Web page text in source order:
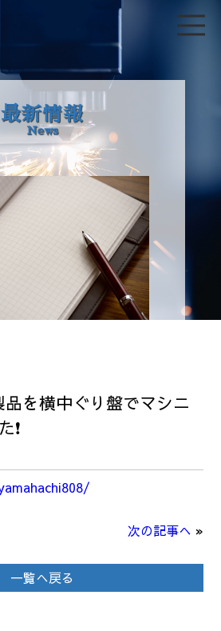
最新情報
News
品を横中ぐり盤でマシニ
❗
次の記事へ »
一覧へ戻る